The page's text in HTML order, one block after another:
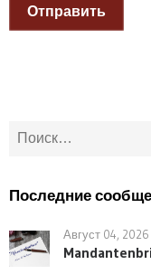
Отправить
Найти:
Последние
Август 04, 2026